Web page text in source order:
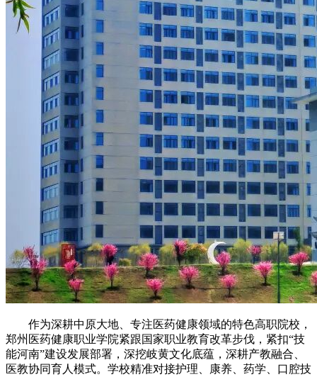
作为深耕中原大地、专注医药健康领域的特色高职院校，
郑州医药健康职业学院紧跟国家职业教育改革步伐，紧扣“技
能河南”建设发展部署，深挖岐黄文化底蕴，深耕产教融合、
医教协同育人模式。学校精准对接护理、康养、药学、口腔技